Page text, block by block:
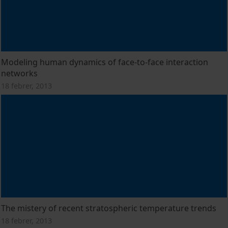
Modeling human dynamics of face-to-face interaction
networks
18 febrer, 2013
The mistery of recent stratospheric temperature trends
18 febrer, 2013